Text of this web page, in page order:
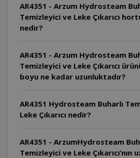
AR4351 - Arzum Hydrosteam
Temizleyici ve Leke Çıkarıcı
nedir?
AR4351 - Arzum Hydrosteam
Temizleyici ve Leke Çıkarıcı
boyu ne kadar uzunluktadır?
AR4351 Hydrosteam Buharlı
Leke Çıkarıcı nedir?
AR4351 - ArzumHydrosteam
Temizleyici ve Leke Çıkarıcı’nın